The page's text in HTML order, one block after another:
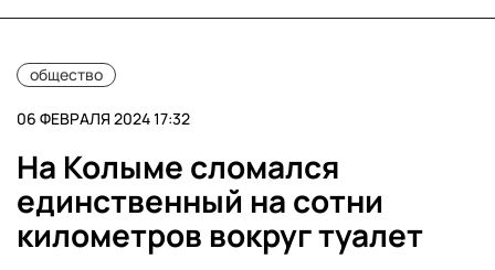
общество
06 ФЕВРАЛЯ 2024 17:32
На Колыме сломался
единственный на сотни
километров вокруг туалет